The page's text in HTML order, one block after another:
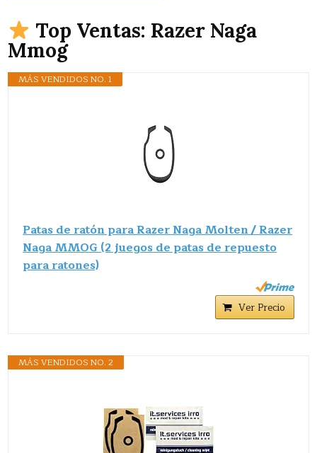
Top Ventas: Razer Naga
Mmog
MÁS VENDIDOS NO. 1
Patas de ratón para Razer Naga Molten / Razer
Naga MMOG (2 juegos de patas de repuesto
para ratones)
Ver Precio
MÁS VENDIDOS NO. 2